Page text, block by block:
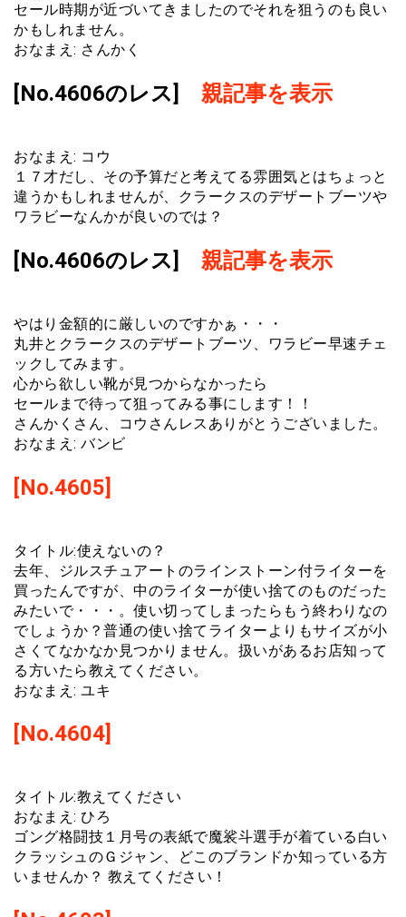
セール時期が近づいてきましたのでそれを狙うのも良い
かもしれません。
おなまえ: さんかく
[No.4606のレス] 親記事を表示
おなまえ: コウ
１７才だし、その予算だと考えてる雰囲気とはちょっと
違うかもしれませんが、クラークスのデザートブーツや
ワラビーなんかが良いのでは？
[No.4606のレス] 親記事を表示
やはり金額的に厳しいのですかぁ・・・
丸井とクラークスのデザートブーツ、ワラビー早速チェ
ックしてみます。
心から欲しい靴が見つからなかったら
セールまで待って狙ってみる事にします！！
さんかくさん、コウさんレスありがとうございました。
おなまえ: バンビ
[No.4605]
タイトル:使えないの？
去年、ジルスチュアートのラインストーン付ライターを
買ったんですが、中のライターが使い捨てのものだった
みたいで・・・。使い切ってしまったらもう終わりなの
でしょうか？普通の使い捨てライターよりもサイズが小
さくてなかなか見つかりません。扱いがあるお店知って
る方いたら教えてください。
おなまえ: ユキ
[No.4604]
タイトル:教えてください
おなまえ: ひろ
ゴング格闘技１月号の表紙で魔裟斗選手が着ている白い
クラッシュのＧジャン、どこのブランドか知っている方
いませんか？ 教えてください！